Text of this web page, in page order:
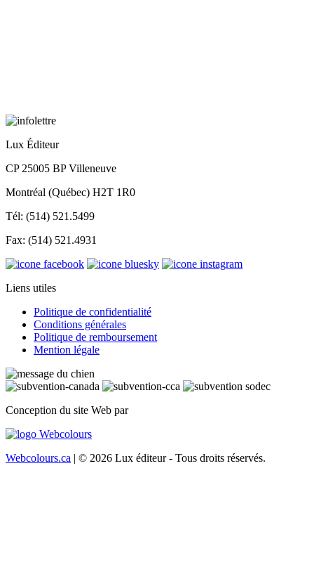
Lux Éditeur
CP 25005 BP Villeneuve
Montréal (Québec) H2T 1R0
Tél: (514) 521.5499
Fax: (514) 521.4931
Liens utiles
Politique de confidentialité
Conditions générales
Politique de remboursement
Mention légale
Conception du site Web par
Webcolours.ca | © 2026 Lux éditeur - Tous droits réservés.